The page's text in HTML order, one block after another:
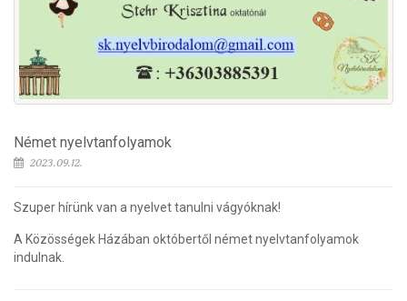
Német nyelvtanfolyamok
2023.09.12.
Szuper hírünk van a nyelvet tanulni vágyóknak!
A Közösségek Házában októbertől német nyelvtanfolyamok
indulnak.